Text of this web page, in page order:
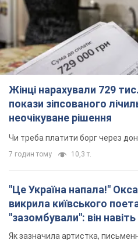
Жінці нарахували 729
покази зіпсованого
неочікуване рішення
Чи треба платити борг через
7 годин тому 10,3 т.
"Це Україна напала!"
викрила київського
"зазомбували": він навіть
не знав, а тепер хоче
Як зазначила артистка,